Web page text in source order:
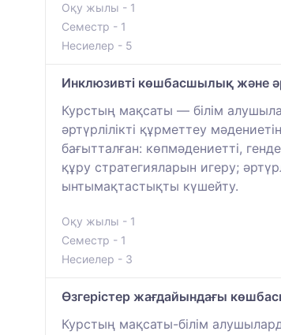
Оқу жылы - 1
Семестр - 1
Несиелер - 5
Инклюзивті көшбасшылық және
Курстың мақсаты — білім
әртүрлілікті құрметтеу
бағытталған: көпмәдениетті,
құру стратегияларын игеру;
ынтымақтастықты күшейту.
Оқу жылы - 1
Семестр - 1
Несиелер - 3
Өзгерістер жағдайындағы
Курстың мақсаты-білім